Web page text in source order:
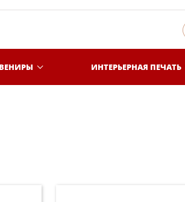
ИНТЕРЬЕРНАЯ ПЕЧАТЬ